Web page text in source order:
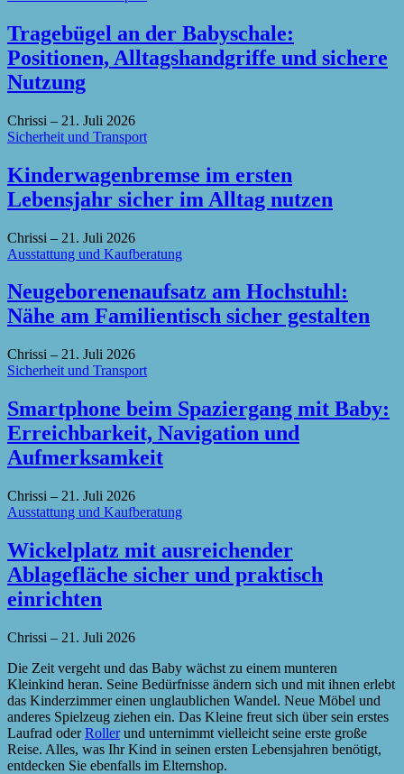
Tragebügel an der Babyschale:
Positionen, Alltagshandgriffe und sichere
Nutzung
Chrissi – 21. Juli 2026
Sicherheit und Transport
Kinderwagenbremse im ersten
Lebensjahr sicher im Alltag nutzen
Chrissi – 21. Juli 2026
Ausstattung und Kaufberatung
Neugeborenenaufsatz am Hochstuhl:
Nähe am Familientisch sicher gestalten
Chrissi – 21. Juli 2026
Sicherheit und Transport
Smartphone beim Spaziergang mit Baby:
Erreichbarkeit, Navigation und
Aufmerksamkeit
Chrissi – 21. Juli 2026
Ausstattung und Kaufberatung
Wickelplatz mit ausreichender
Ablagefläche sicher und praktisch
einrichten
Chrissi – 21. Juli 2026
Die Zeit vergeht und das Baby wächst zu einem munteren
Kleinkind heran. Seine Bedürfnisse ändern sich und mit ihnen erlebt
das Kinderzimmer einen unglaublichen Wandel. Neue Möbel und
anderes Spielzeug ziehen ein. Das Kleine freut sich über sein erstes
Laufrad oderRollerund unternimmt vielleicht seine erste große
Reise. Alles, was Ihr Kind in seinen ersten Lebensjahren benötigt,
entdecken Sie ebenfalls im Elternshop.